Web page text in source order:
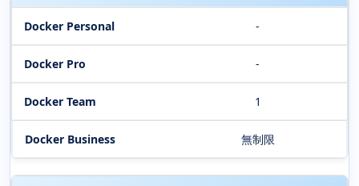
-
-
1
無制限